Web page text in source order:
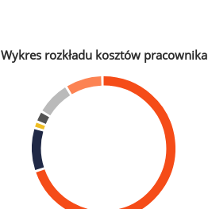
Wykres rozkładu kosztów pracownika